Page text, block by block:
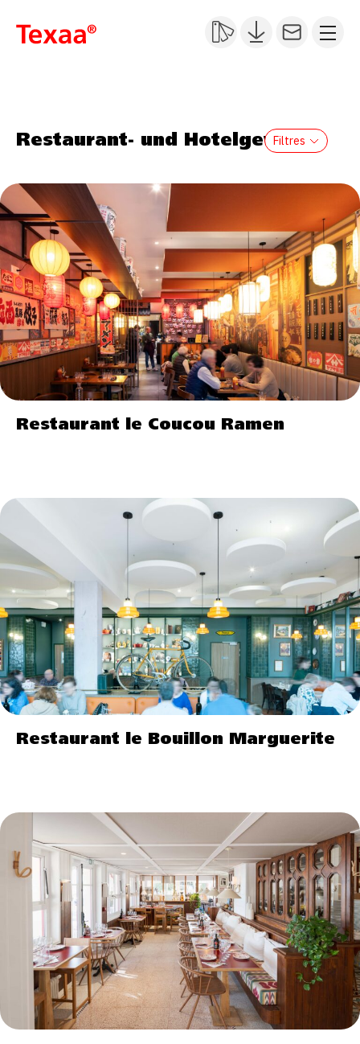
Restaurant- und Hotelgewerbe
Filtres
Restaurant le Coucou Ramen
Restaurant le Bouillon Marguerite